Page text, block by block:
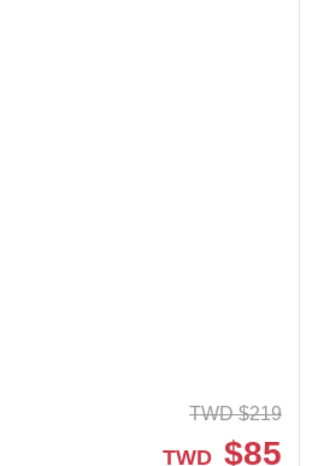
TWD $219
TWD $85